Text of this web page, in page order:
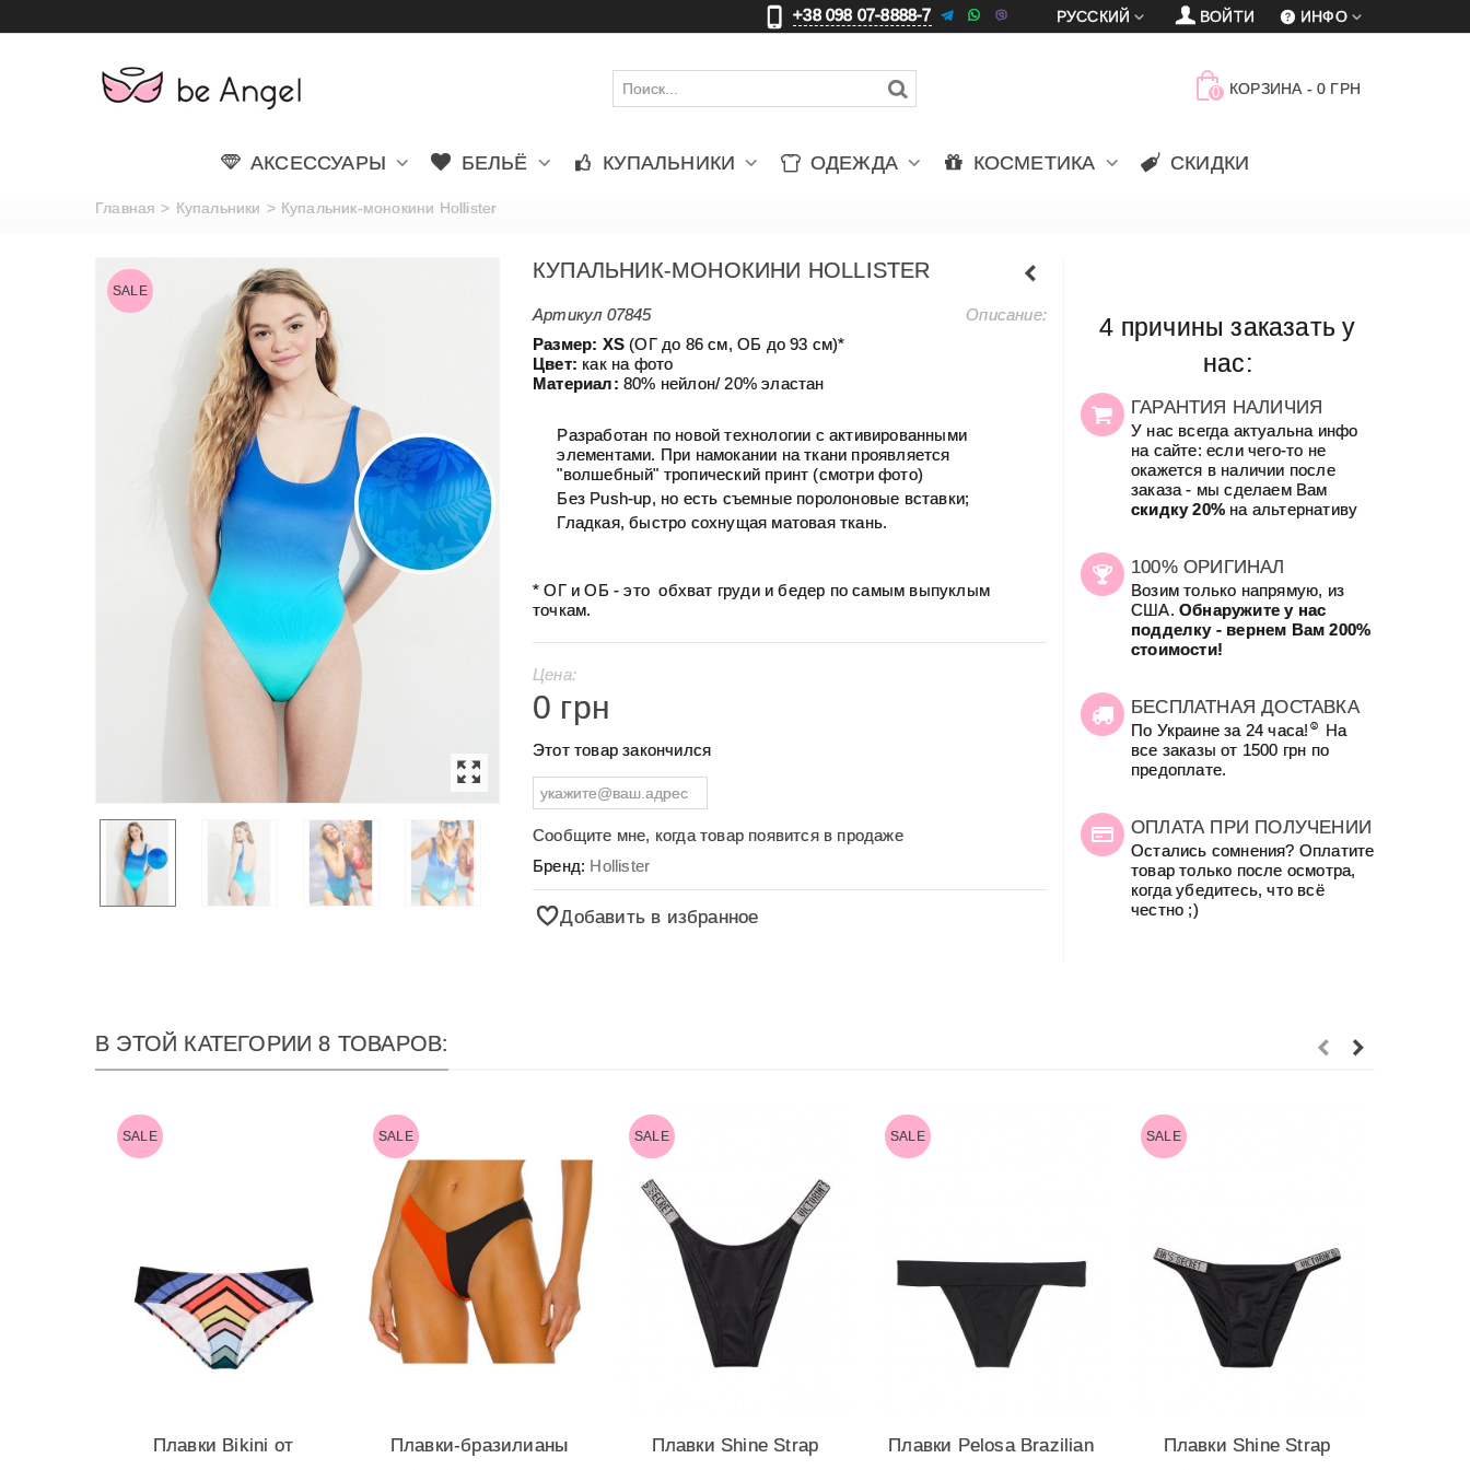
+38 098 07-8888-7 更 車 賈 ИНФО
ВОЙТИ
РУССКИЙ
0 КОРЗИНА - 0 ГРН
АКСЕССУАРЫ БЕЛЬЁ КУПАЛЬНИКИ ОДЕЖДА КОСМЕТИКА СКИДКИ
Главная > Купальники > Купальник-монокини Hollister
SALE
КУПАЛЬНИК-МОНОКИНИ HOLLISTER
Артикул 07845
Описание:
Размер: ХS (ОГ до 86 см, ОБ до 93 см)*
Цвет: как на фото
Материал: 80% нейлон/ 20% эластан
Разработан по новой технологии с активированными
элементами. При намокании на ткани проявляется
"волшебный" тропический принт (смотри фото)
Без Push-up, но есть съемные поролоновые вставки;
Гладкая, быстро сохнущая матовая ткань.
* ОГ и ОБ - это обхват груди и бедер по самым выпуклым
точкам.
Цена:
0 грн
Этот товар закончился
Сообщите мне, когда товар появится в продаже
Бренд: Hollister
Добавить в избранное
4 причины заказать у
нас:
ГАРАНТИЯ НАЛИЧИЯ
У нас всегда актуальна инфо
на сайте: если чего-то не
окажется в наличии после
заказа - мы сделаем Вам
скидку 20%на альтернативу
100% ОРИГИНАЛ
Возим только напрямую, из
США. Обнаружите у нас
подделку - вернем Вам 200%
стоимости!
БЕСПЛАТНАЯ ДОСТАВКА
По Украине за 24 часа! ☺
На
все заказы от 1500 грн по
предоплате.
ОПЛАТА ПРИ ПОЛУЧЕНИИ
Остались сомнения? Оплатите
товар только после осмотра,
когда убедитесь, что всё
честно ;)
В ЭТОЙ КАТЕГОРИИ 8 ТОВАРОВ:
SALE
Плавки Bikini от
SALE
Плавки-бразилианы
SALE
Плавки Shine Strap
SALE
Плавки Pelosa Brazilian
SALE
Плавки Shine Strap